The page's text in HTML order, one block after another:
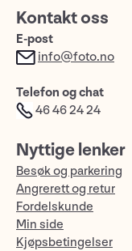
Kontakt oss
E-post
info@foto.no
Telefon og chat
46 46 24 24
Nyttige lenker
Besøk og parkering
Angrerett og retur
Fordelskunde
Min side
Kjøpsbetingelser